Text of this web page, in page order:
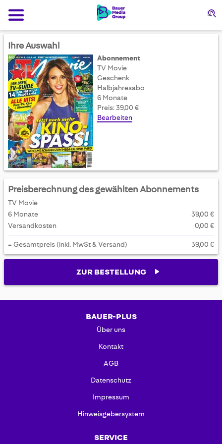
Ihre Auswahl
Abonnement
TV Movie
Geschenk
Halbjahresabo
6 Monate
Preis: 39,00 €
Bearbeiten
Preisberechnung des gewählten Abonnements
TV Movie
6 Monate
39,00 €
Versandkosten
0,00 €
= Gesamtpreis (inkl. MwSt & Versand) 39,00 €
ZUR BESTELLUNG
BAUER-PLUS
Über uns
Kontakt
AGB
Datenschutz
Impressum
Hinweisgebersystem
SERVICE